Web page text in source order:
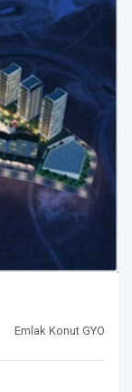
Emlak Konut GYO